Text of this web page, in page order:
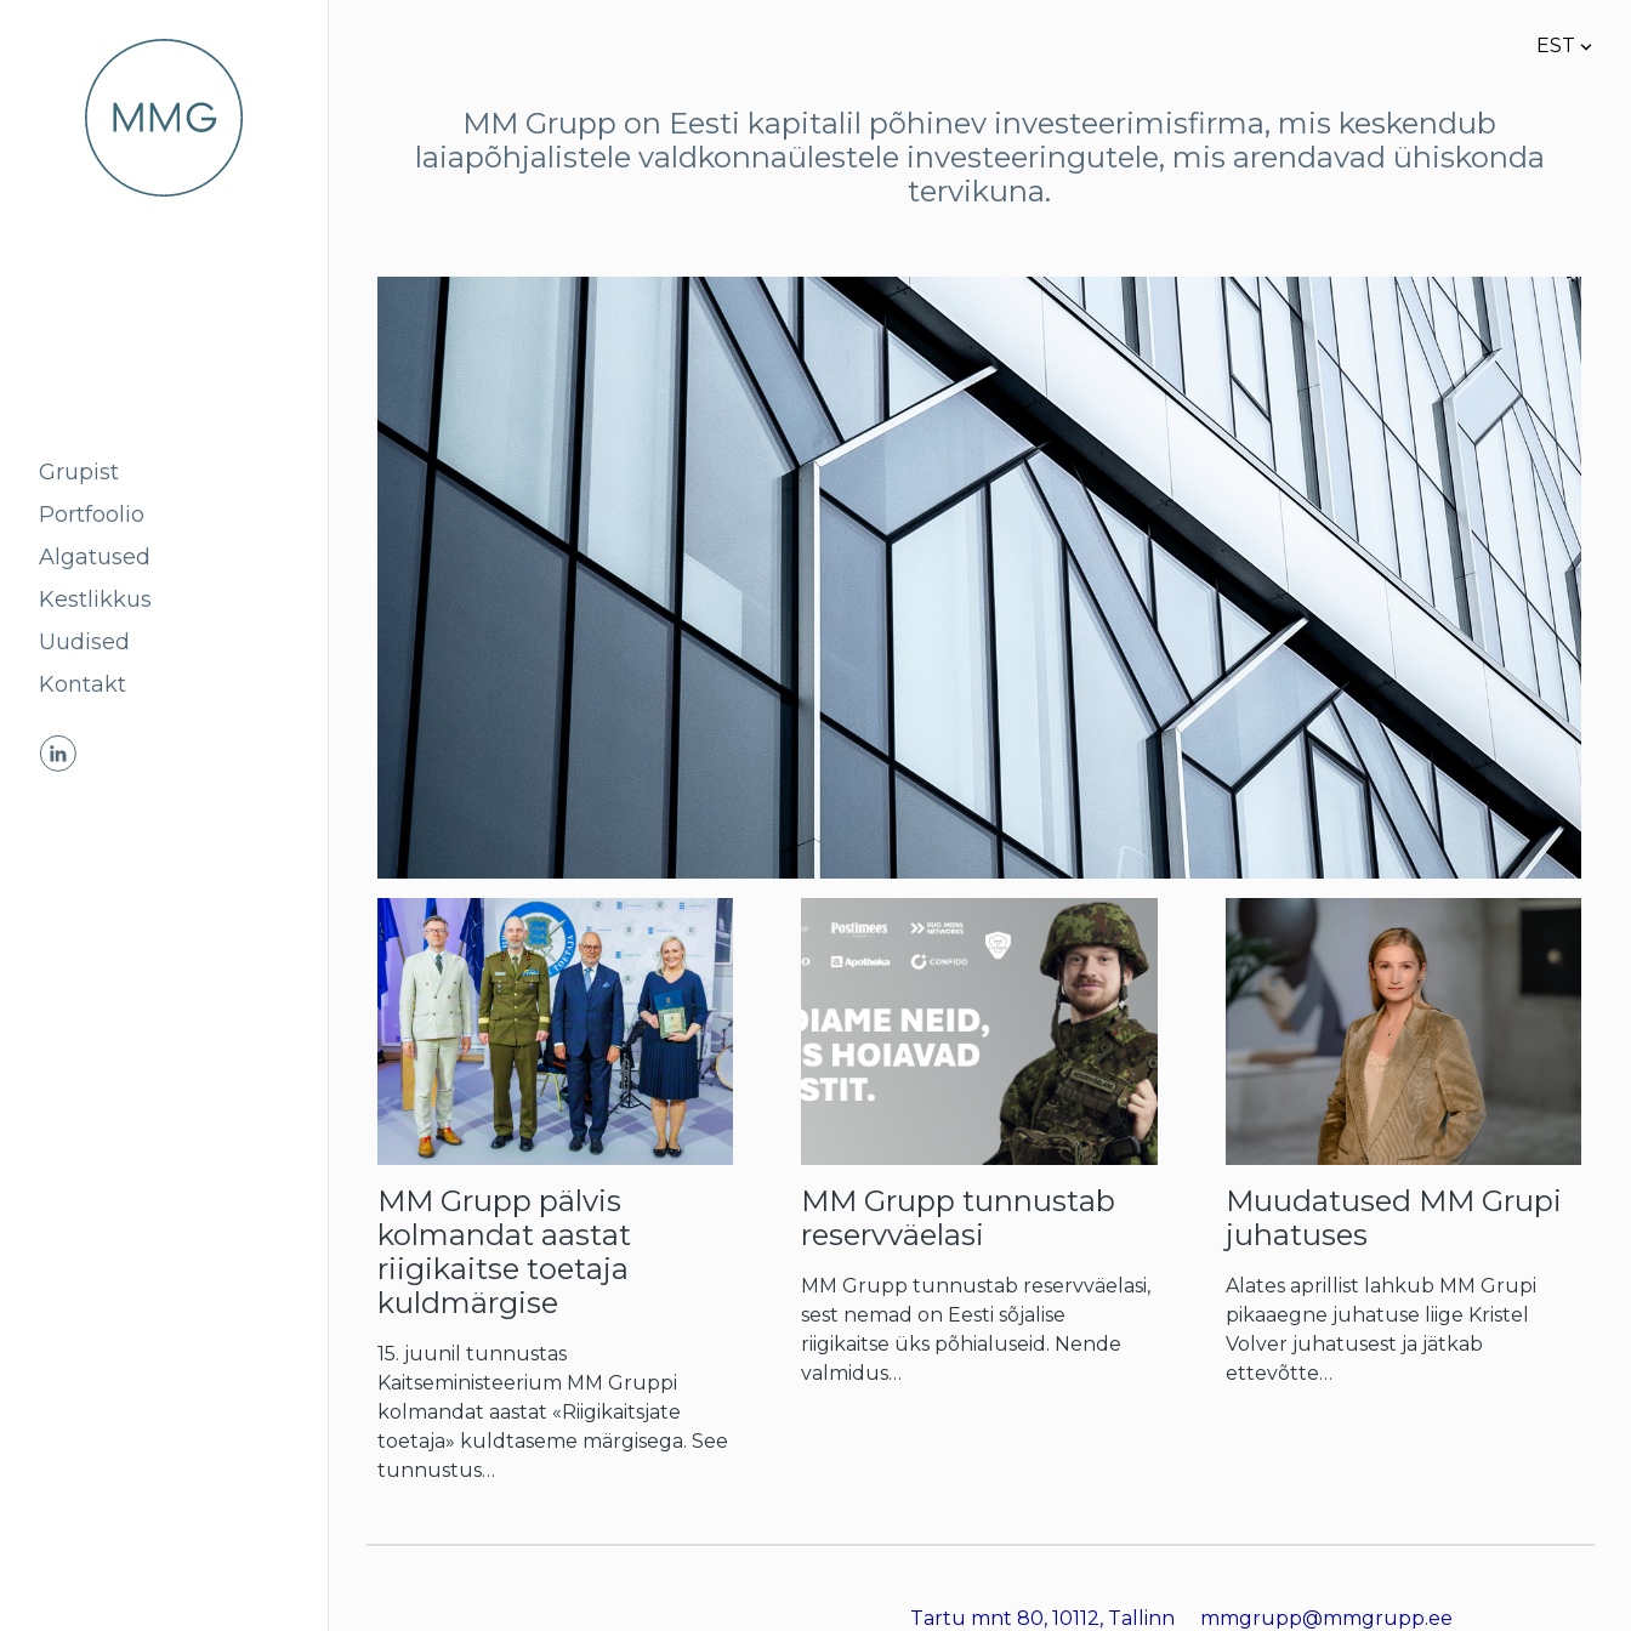
EST
ENG
Grupist
Portfoolio
Algatused
Kestlikkus
Uudised
Kontakt
MM Grupp on Eesti kapitalil põhinev investeerimisfirma, mis keskendub
laiapõhjalistele valdkonnaülestele investeeringutele, mis arendavad ühiskonda
tervikuna.
MM Grupp pälvis
kolmandat aastat
riigikaitse toetaja
kuldmärgise
15. juunil tunnustas
Kaitseministeerium MM Gruppi
kolmandat aastat «Riigikaitsjate
toetaja» kuldtaseme märgisega. See
tunnustus…
MM Grupp tunnustab
reservväelasi
MM Grupp tunnustab reservväelasi,
sest nemad on Eesti sõjalise
riigikaitse üks põhialuseid. Nende
valmidus…
Muudatused MM Grupi
juhatuses
Alates aprillist lahkub MM Grupi
pikaaegne juhatuse liige Kristel
Volver juhatusest ja jätkab
ettevõtte…
Tartu mnt 80, 10112, Tallinn mmgrupp@mmgrupp.ee